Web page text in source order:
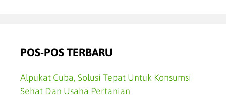
POS-POS TERBARU
Alpukat Cuba, Solusi Tepat Untuk Konsumsi
Sehat Dan Usaha Pertanian